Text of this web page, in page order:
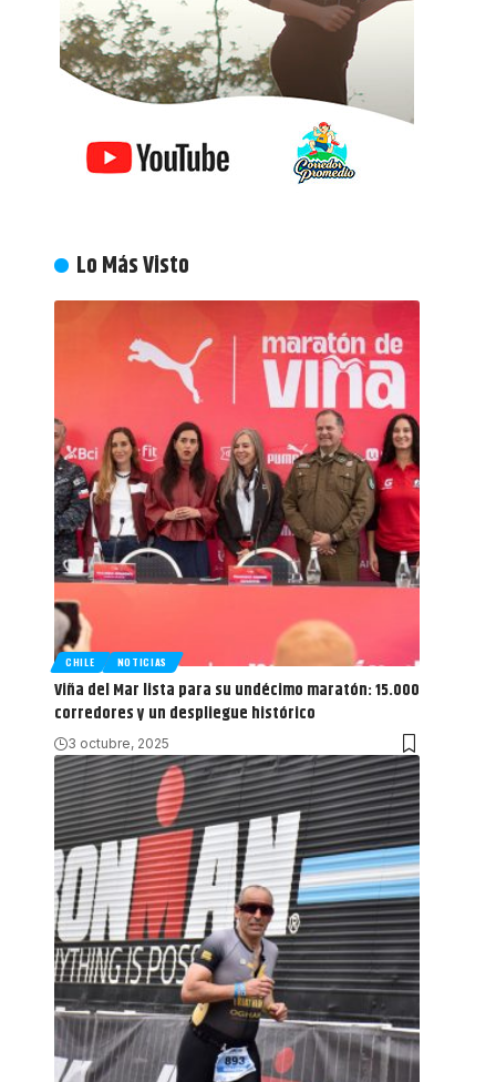
Lo Más Visto
CHILE NOTICIAS
Viña del Mar lista para su undécimo maratón: 15.000
corredores y un despliegue histórico
3 octubre, 2025